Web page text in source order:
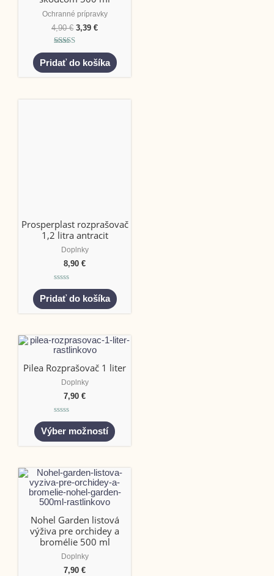
Ochranné prípravky
4,90€ 3,39€
Hodnotenie
5.00
z 5
Pridať do košíka
Prosperplast rozprašovač
1,2 litra antracit
Doplnky
8,90€
Hodnotenie
0
z
5
Pridať do košíka
Pilea Rozprašovač 1 liter
Doplnky
7,90€
Hodnotenie
0
z
5
Výber možností
Nohel Garden listová
výživa pre orchidey a
bromélie 500 ml
Doplnky
7,90€